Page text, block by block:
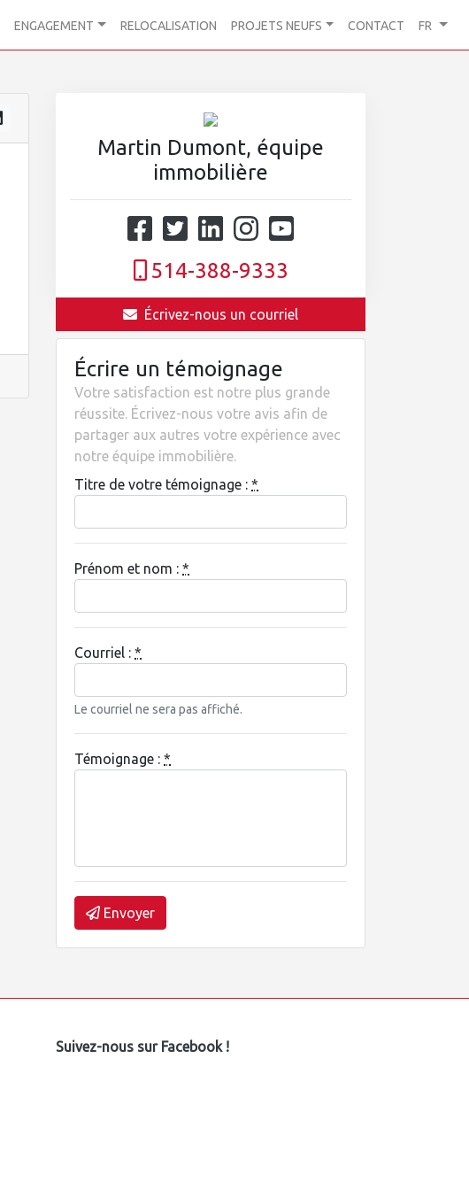
ENGAGEMENT RELOCALISATION PROJETS NEUFS CONTACT FR
Martin Dumont, équipe
immobilière
514-388-9333
Écrivez-nous un courriel
Écrire un témoignage
Votre satisfaction est notre plus grande
réussite. Écrivez-nous votre avis afin de
partager aux autres votre expérience avec
notre équipe immobilière.
Titre de votre témoignage : *
Prénom et nom : *
Courriel : *
Le courriel ne sera pas affiché.
Témoignage : *
Envoyer
Suivez-nous sur Facebook !